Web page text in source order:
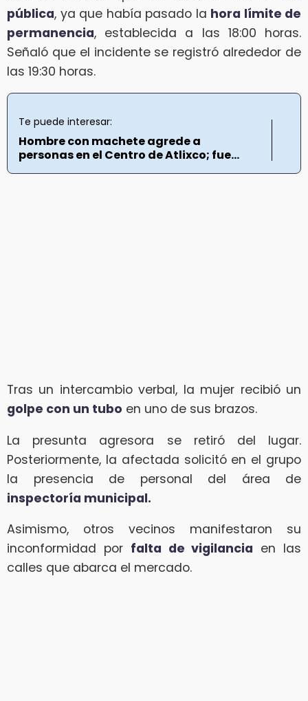
pública, ya que había pasado la hora límite de
permanencia, establecida a las 18:00 horas.
Señaló que el incidente se registró alrededor de
las 19:30 horas.
Te puede interesar:
Hombre con machete agrede a
personas en el Centro de Atlixco; fue...
Tras un intercambio verbal, la mujer recibió un
golpe con un tubo en uno de sus brazos.
La presunta agresora se retiró del lugar.
Posteriormente, la afectada solicitó en el grupo
la presencia de personal del área de
inspectoría municipal.
Asimismo, otros vecinos manifestaron su
inconformidad por falta de vigilancia en las
calles que abarca el mercado.